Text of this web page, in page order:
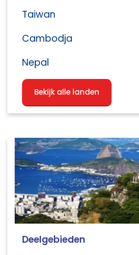
Taiwan
Cambodja
Nepal
Bekijk alle landen
Deelgebieden